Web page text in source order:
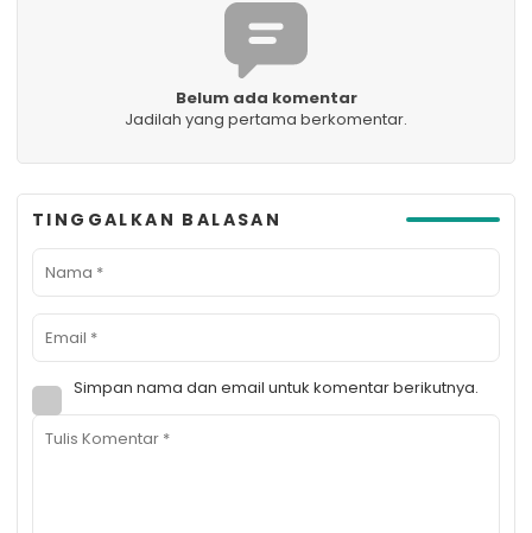
Belum ada komentar
Jadilah yang pertama berkomentar.
TINGGALKAN BALASAN
Simpan nama dan email untuk komentar berikutnya.